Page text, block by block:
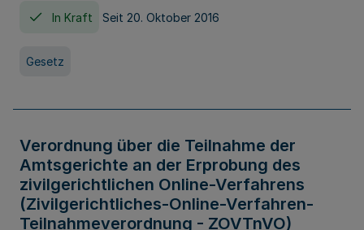
In Kraft Seit 20. Oktober 2016
Gesetz
Verordnung über die Teilnahme der
Amtsgerichte an der Erprobung des
zivilgerichtlichen Online-Verfahrens
(Zivilgerichtliches-Online-Verfahren-
Teilnahmeverordnung - ZOVTnVO)